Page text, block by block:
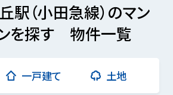
駅（小田急線）のマン
を探す 物件一覧
一戸建て 土地